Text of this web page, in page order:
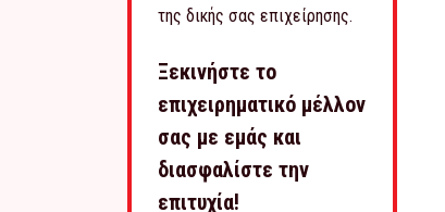
της δικής σας επιχείρησης.
Ξεκινήστε το
επιχειρηματικό μέλλον
σας με εμάς και
διασφαλίστε την
επιτυχία!